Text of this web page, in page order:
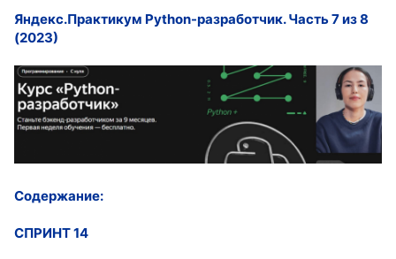
Яндекс.Практикум Python-разработчик. Часть 7 из 8
(2023)
Содержание:
СПРИНТ 14